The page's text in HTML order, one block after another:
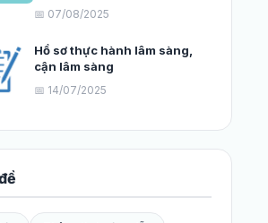
📅 07/08/2025
Hồ sơ thực hành lâm sàng,
cận lâm sàng
📅 14/07/2025